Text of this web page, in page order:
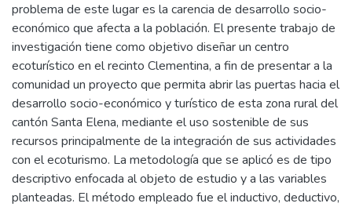
problema de este lugar es la carencia de desarrollo socio-
económico que afecta a la población. El presente trabajo de
investigación tiene como objetivo diseñar un centro
ecoturístico en el recinto Clementina, a fin de presentar a la
comunidad un proyecto que permita abrir las puertas hacia el
desarrollo socio-económico y turístico de esta zona rural del
cantón Santa Elena, mediante el uso sostenible de sus
recursos principalmente de la integración de sus actividades
con el ecoturismo. La metodología que se aplicó es de tipo
descriptivo enfocada al objeto de estudio y a las variables
planteadas. El método empleado fue el inductivo, deductivo,